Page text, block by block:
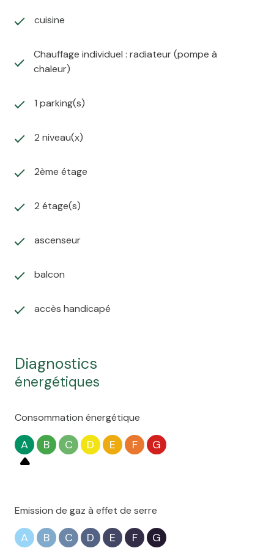
cuisine
Chauffage individuel : radiateur (pompe à
chaleur)
1 parking(s)
2 niveau(x)
2ème étage
2 étage(s)
ascenseur
balcon
accès handicapé
diagnostics
énergétiques
Consommation énergétique
A B C D E F G
Emission de gaz à effet de serre
A B C D E F G